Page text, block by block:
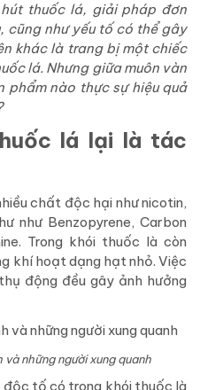
thuốc lá, giải pháp đơn
cũng như yếu tố có thể gây
khác là trang bị một chiếc
lá. Nhưng giữa muôn vàn
nào thực sự hiệu quả
lá lại là tác
chất độc hại như nicotin,
như Benzopyrene, Carbon
Trong khói thuốc là còn
khí hoạt dạng hạt nhỏ. Việc
động đều gây ảnh hưởng
những người xung quanh
độc tố có trong khói thuốc là